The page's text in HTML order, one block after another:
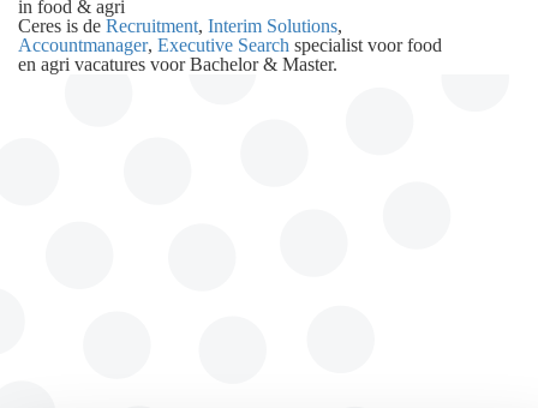
in food & agri
Ceres is de Recruitment, Interim Solutions,
Accountmanager, Executive Search specialist voor food
en agri vacatures voor Bachelor & Master.